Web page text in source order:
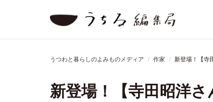
うつわと暮らしのよみものメディア 作家 新登場！【寺
新登場！【寺田昭洋